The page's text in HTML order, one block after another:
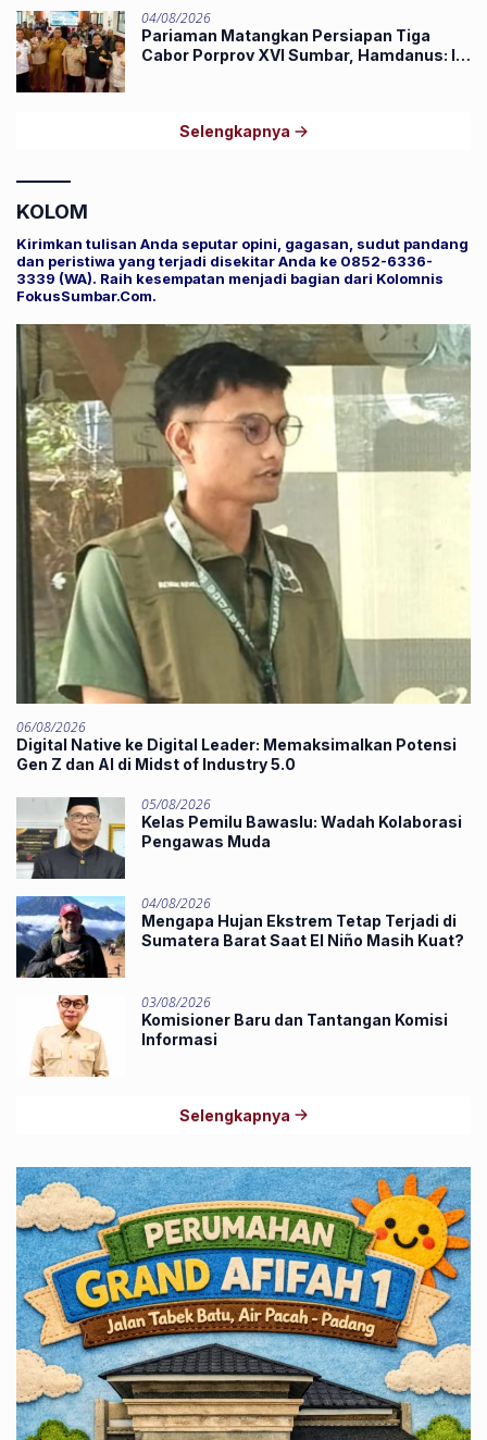
04/08/2026
Pariaman Matangkan Persiapan Tiga
Cabor Porprov XVI Sumbar, Hamdanus: Ini
Selengkapnya
KOLOM
Kirimkan tulisan Anda seputar opini, gagasan, sudut pandang
dan peristiwa yang terjadi disekitar Anda ke 0852-6336-
3339 (WA). Raih kesempatan menjadi bagian dari Kolomnis
FokusSumbar.Com.
06/08/2026
Digital Native ke Digital Leader: Memaksimalkan Potensi
Gen Z dan AI di Midst of Industry 5.0
05/08/2026
Kelas Pemilu Bawaslu: Wadah Kolaborasi
Pengawas Muda
04/08/2026
Mengapa Hujan Ekstrem Tetap Terjadi di
Sumatera Barat Saat El Niño Masih Kuat?
03/08/2026
Komisioner Baru dan Tantangan Komisi
Informasi
Selengkapnya